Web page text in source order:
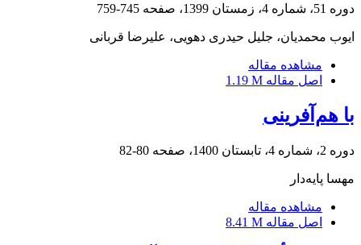
دوره 51، شماره 4، زمستان 1399، صفحه 745-759
ایوب محمدیان، جلیل حیدری دهویی، علیرضا قربانی
مشاهده مقاله
اصل مقاله 1.19 M
با ‏هم‌‏آفرینی
دوره 2، شماره 4، تابستان 1400، صفحه 80-82
مهسا پایه‌دار
مشاهده مقاله
اصل مقاله 8.41 M